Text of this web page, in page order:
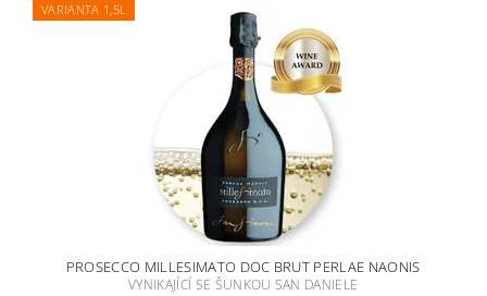
VARIANTA 1,5L
PROSECCO MILLESIMATO DOC BRUT PERLAE NAONIS
VYNIKAJÍCÍ SE ŠUNKOU SAN DANIELE